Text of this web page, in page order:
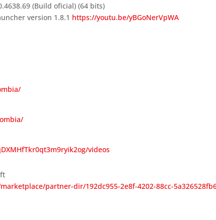
(Build oficial) (64 bits)
version 1.8.1 https://youtu.be/yBGoNerVpWA
videos
partner-dir/192dc955-2e8f-4202-88cc-